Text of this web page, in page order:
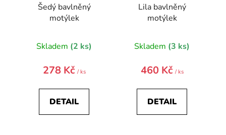
Šedý bavlněný
motýlek
Skladem (2 ks)
278 Kč / ks
DETAIL
Lila bavlněný
motýlek
Skladem (3 ks)
460 Kč / ks
DETAIL